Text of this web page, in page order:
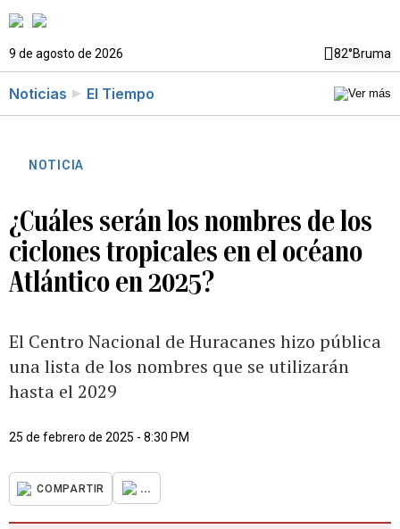
9 de agosto de 2026 82°Bruma
Noticias El Tiempo
NOTICIA
¿Cuáles serán los nombres de los
ciclones tropicales en el océano
Atlántico en 2025?
El Centro Nacional de Huracanes hizo pública
una lista de los nombres que se utilizarán
hasta el 2029
25 de febrero de 2025 - 8:30 PM
COMPARTIR ...